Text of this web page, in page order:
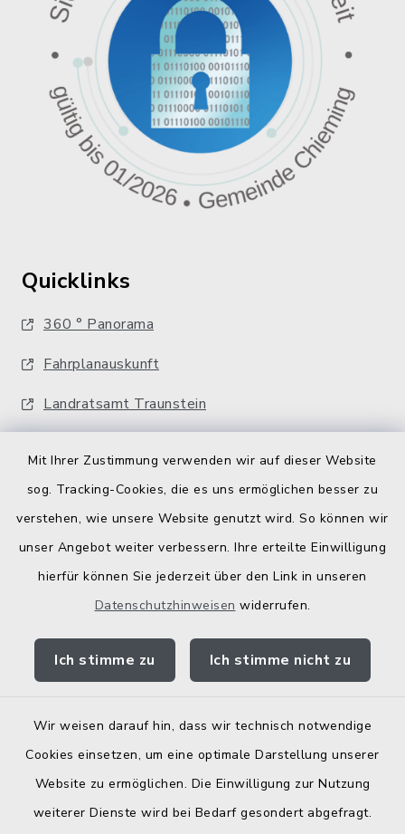
Mit Ihrer Zustimmung verwenden wir auf dieser Website
sog. Tracking-Cookies, die es uns ermöglichen besser zu
verstehen, wie unsere Website genutzt wird. So können wir
unser Angebot weiter verbessern. Ihre erteilte Einwilligung
hierfür können Sie jederzeit über den Link in unseren
Datenschutzhinweisen widerrufen.
Ich stimme zu Ich stimme nicht zu
Wir weisen darauf hin, dass wir technisch notwendige
Cookies einsetzen, um eine optimale Darstellung unserer
Website zu ermöglichen. Die Einwilligung zur Nutzung
weiterer Dienste wird bei Bedarf gesondert abgefragt.
Quicklinks
360 ° Panorama
Fahrplanauskunft
Landratsamt Traunstein
Bodenrichtwerte
Kontakt
Barrierefreiheit
Elektronische Zugangseröffnung
Impressum